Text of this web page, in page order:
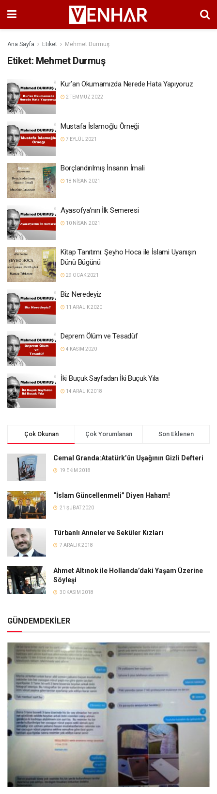
Ana Sayfa Etiket Mehmet Durmuş
Etiket: Mehmet Durmuş
Kur’an Okumamızda Nerede Hata Yapıyoruz
2 TEMMUZ 2022
Mustafa İslamoğlu Örneği
7 EYLÜL 2021
Borçlandırılmış İnsanın İmali
18 NISAN 2021
Ayasofya’nın İlk Semeresi
10 NISAN 2021
Kitap Tanıtımı: Şeyho Hoca ile İslami Uyanışın
Dünü Bügünü
29 OCAK 2021
Biz Neredeyiz
11 ARALIK 2020
Deprem Ölüm ve Tesadüf
4 KASIM 2020
İki Buçuk Sayfadan İki Buçuk Yıla
14 ARALIK 2018
Çok Okunan Çok Yorumlanan Son Eklenen
Cemal Granda:Atatürk’ün Uşağının Gizli Defteri
19 EKIM 2018
“İslam Güncellenmeli” Diyen Haham!
21 ŞUBAT 2020
Türbanlı Anneler ve Seküler Kızları
7 ARALIK 2018
Ahmet Altınok ile Hollanda’daki Yaşam Üzerine
Söyleşi
30 KASIM 2018
GÜNDEMDEKİLER